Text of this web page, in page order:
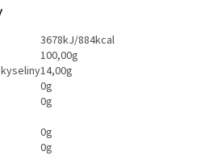
3678kJ/884kcal
100,00g
14,00g
0g
0g
0g
0g